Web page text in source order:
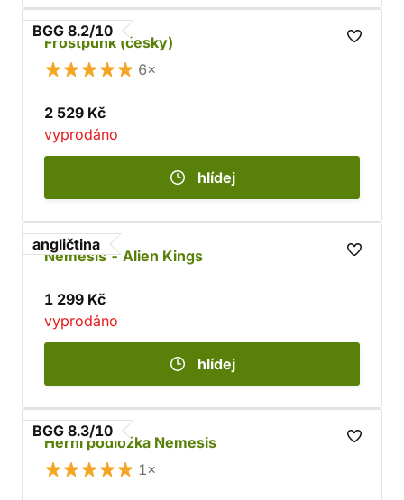
BGG 8.2/10
Frostpunk (česky)
6×
2 529 Kč
vyprodáno
hlídej
angličtina
Nemesis - Alien Kings
1 299 Kč
vyprodáno
hlídej
BGG 8.3/10
Herní podložka Nemesis
1×